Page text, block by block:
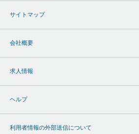
サイトマップ
会社概要
求人情報
ヘルプ
利用者情報の外部送信について